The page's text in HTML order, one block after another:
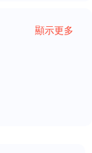
顯示更多